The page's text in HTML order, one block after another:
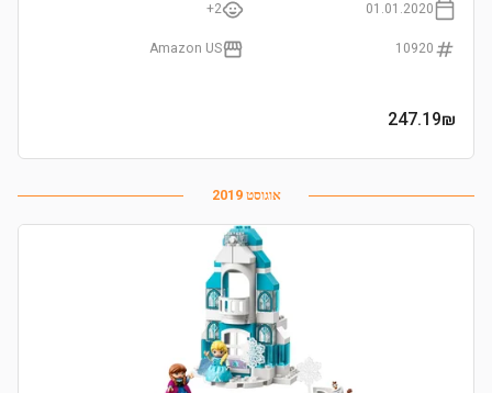
01.01.2020
2+
10920
Amazon US
247.19₪
אוגוסט 2019